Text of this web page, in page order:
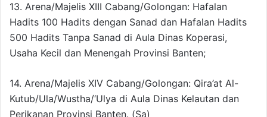
13. Arena/Majelis XIII Cabang/Golongan: Hafalan
Hadits 100 Hadits dengan Sanad dan Hafalan Hadits
500 Hadits Tanpa Sanad di Aula Dinas Koperasi,
Usaha Kecil dan Menengah Provinsi Banten;
14. Arena/Majelis XIV Cabang/Golongan: Qira’at Al-
Kutub/Ula/Wustha/‘Ulya di Aula Dinas Kelautan dan
Perikanan Provinsi Banten. (Sa)